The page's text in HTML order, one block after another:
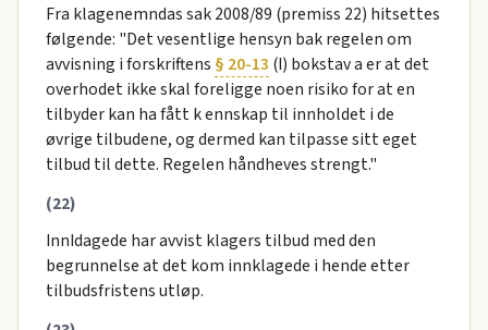
Fra klagenemndas sak 2008/89 (premiss 22) hitsettes
følgende: "Det vesentlige hensyn bak regelen om
avvisning i forskriftens § 20-13 (I) bokstav a er at det
overhodet ikke skal foreligge noen risiko for at en
tilbyder kan ha fått k ennskap til innholdet i de
øvrige tilbudene, og dermed kan tilpasse sitt eget
tilbud til dette. Regelen håndheves strengt."
(22)
InnIdagede har avvist klagers tilbud med den
begrunnelse at det kom innklagede i hende etter
tilbudsfristens utløp.